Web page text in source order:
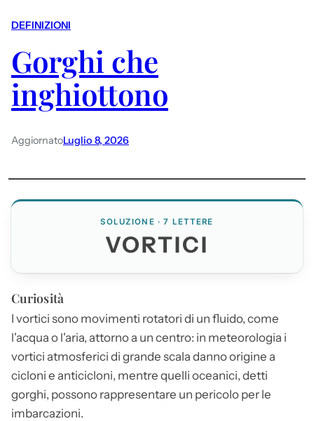
DEFINIZIONI
Gorghi che
inghiottono
AggiornatoLuglio 8, 2026
SOLUZIONE · 7 LETTERE
VORTICI
Curiosità
I vortici sono movimenti rotatori di un fluido, come
l'acqua o l'aria, attorno a un centro: in meteorologia i
vortici atmosferici di grande scala danno origine a
cicloni e anticicloni, mentre quelli oceanici, detti
gorghi, possono rappresentare un pericolo per le
imbarcazioni.